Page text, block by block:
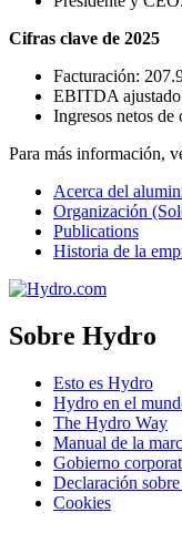
Ci­fras clave de 2025
Facturación:
EBITDA
Ingresos netos
Para más información,
Acerca del
Organización
Publications
Historia de la
Sobre Hydro
Esto es Hydro
Hydro en el
The Hydro Way
Manual de la
Gobierno
Declaración
Cookies